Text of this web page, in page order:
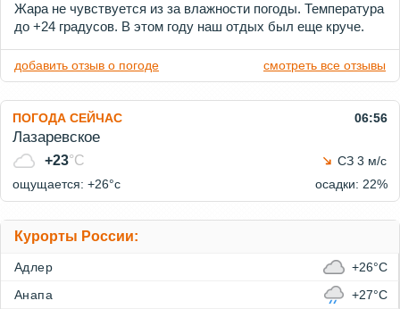
Жара не чувствуется из за влажности погоды. Температура
до +24 градусов. В этом году наш отдых был еще круче.
добавить отзыв о погоде смотреть все отзывы
ПОГОДА СЕЙЧАС 06:56
Лазаревское
+23°C
СЗ 3 м/с
ощущается: +26°c
осадки: 22%
Курорты России:
Адлер
+26°C
Анапа
+27°C